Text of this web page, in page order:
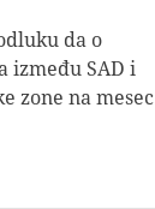
da o
između SAD i
zone na mesec